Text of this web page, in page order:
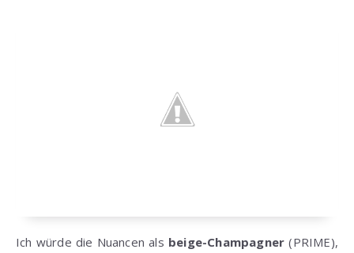
Ich würde die Nuancen als beige-Champagner (PRIME),